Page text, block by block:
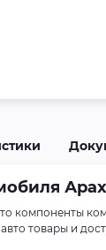
компоненты
товары и